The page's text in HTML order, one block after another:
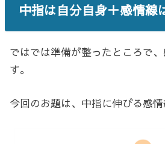
中指は自分自身＋感情線
ではでは準備が整ったところで
す。
今回のお題は、中指に伸びる感情